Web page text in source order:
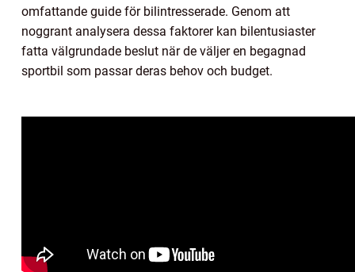
omfattande guide för bilintresserade. Genom att
noggrant analysera dessa faktorer kan bilentusiaster
fatta välgrundade beslut när de väljer en begagnad
sportbil som passar deras behov och budget.